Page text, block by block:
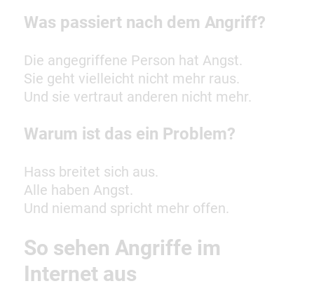
Was passiert nach dem Angriff?
Die angegriffene Person hat Angst.
Sie geht vielleicht nicht mehr raus.
Und sie vertraut anderen nicht mehr.
Warum ist das ein Problem?
Hass breitet sich aus.
Alle haben Angst.
Und niemand spricht mehr offen.
So sehen Angriffe im
Internet aus